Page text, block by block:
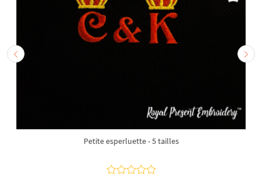
Petite esperluette - 5 tailles